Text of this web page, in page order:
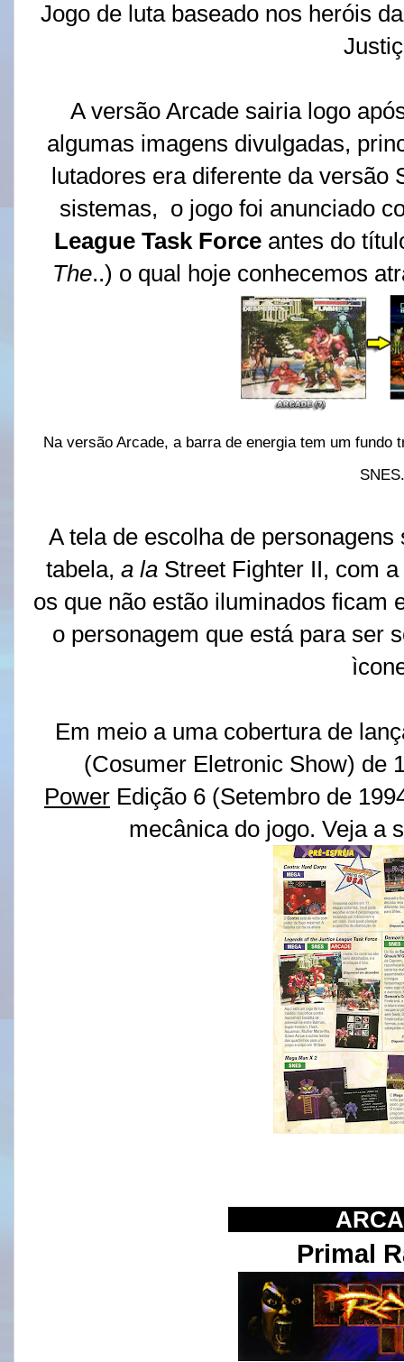
Jogo de luta baseado nos heróis
A versão Arcade sairia logo
algumas imagens divulgadas,
lutadores era diferente da
sistemas, o jogo foi anunciado
League Task Force antes do
The..) o qual hoje conhecemos
Na versão Arcade, a barra de energia tem um
SNES.
A tela de escolha de
tabela, a laStreet Fighter II, com a
os que não estão iluminados ficam
o personagem que está para ser
Em meio a uma cobertura de
(Cosumer Eletronic Show) de
Power Edição 6 (Setembro de
mecânica do jogo. Veja a
Primal